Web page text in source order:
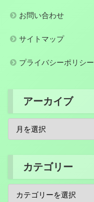
お問い合わせ
サイトマップ
プライバシーポリシー
アーカイブ
カテゴリー